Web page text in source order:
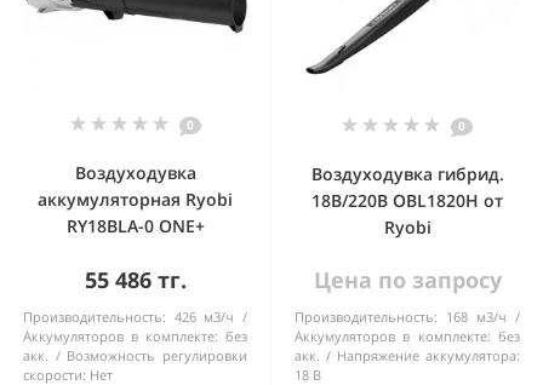
0
Воздуходувка
аккумуляторная Ryobi
RY18BLA-0 ONE+
55 486 тг.
Производительность: 426 м3/ч
Аккумуляторов в комплекте: без
акк.
Возможность регулировки
скорости: Нет
0
Воздуходувка гибрид.
18В/220В OBL1820H от
Ryobi
Цена по запросу
Производительность: 168 м3/ч
Аккумуляторов в комплекте: без
акк.
Напряжение аккумулятора:
18 В